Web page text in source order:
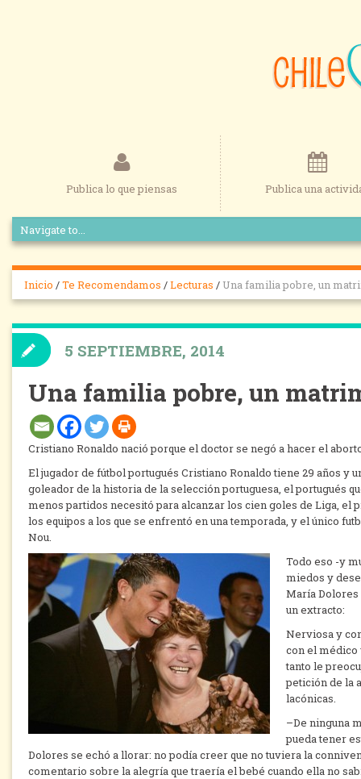
Publica lo que piensas Publica una
Inicio /Te Recomendamos /Lecturas / Una familia pobre, un
Una familia pobre, un
Cristiano Ronaldo nació porque el doctor se negó a hacer el
El jugador de fútbol portugués Cristiano Ronaldo tiene 29 años y
goleador de la historia de la selección portuguesa, el portugués
menos partidos necesitó para alcanzar los cien goles de Liga,
los equipos a los que se enfrentó en una temporada, y el único
Nou.
Todo eso -y
miedos y
María Dolores
un extracto:
Nerviosa y
con el médico
tanto le
petición de la
lacónicas.
–De ninguna
pueda tener
Dolores se echó a llorar: no podía creer que no tuviera la
comentario sobre la alegría que traería el bebé cuando ella no
5 SEPTIEMBRE, 2014